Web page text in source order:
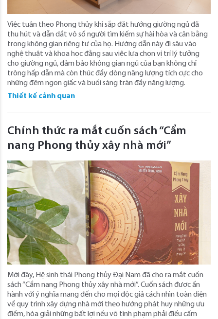
Việc tuân theo Phong thủy khi sắp đặt hướng giường ngủ đã
thu hút và dẫn dắt vô số người tìm kiếm sự hài hòa và cân bằng
trong không gian riêng tư của họ. Hướng dẫn này đi sâu vào
nghệ thuật và khoa học đằng sau việc lựa chọn vị trí lý tưởng
cho giường ngủ, đảm bảo không gian ngủ của bạn không chỉ
trông hấp dẫn mà còn thúc đẩy dòng năng lượng tích cực cho
những đêm ngon giấc và buổi sáng tràn đầy năng lượng.
Thiết kế cảnh quan
Chính thức ra mắt cuốn sách “Cẩm
nang Phong thủy xây nhà mới”
Mới đây, Hệ sinh thái Phong thủy Đại Nam đã cho ra mắt cuốn
sách “Cẩm nang Phong thủy xây nhà mới”. Cuốn sách được ấn
hành với ý nghĩa mang đến cho mọi độc giả cách nhìn toàn diện
về quy trình xây dựng nhà mới theo hướng phát huy những ưu
điểm, hóa giải những bất lợi nếu vô tình phạm phải điều cấm